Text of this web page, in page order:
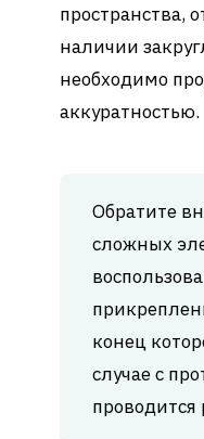
пространства,
наличии
необходимо
аккуратностью.
Обратите
сложных
конец
случае с
проводится